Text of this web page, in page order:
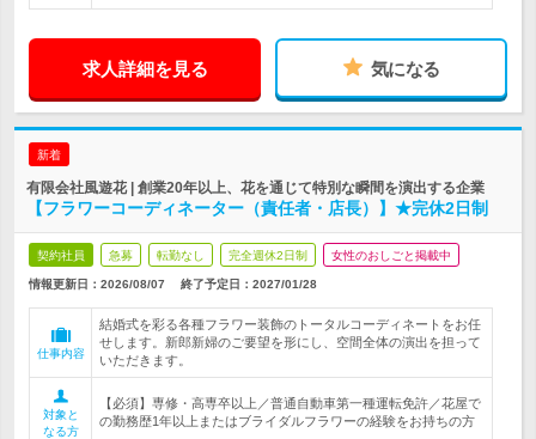
求人詳細を見る 気になる
新着
有限会社風遊花 | 創業20年以上、花を通じて特別な瞬間を演出する企業
【フラワーコーディネーター（責任者・店長）】★完休2日制
契約社員 急募 転勤なし 完全週休2日制 女性のおしごと掲載中
情報更新日：2026/08/07 終了予定日： 2027/01/28
仕事内容
結婚式を彩る各種フラワー装飾のトータルコーディネートをお任
せします。新郎新婦のご要望を形にし、空間全体の演出を担って
いただきます。
対象と
なる方
【必須】専修・高専卒以上／普通自動車第一種運転免許／花屋で
の勤務歴1年以上またはブライダルフラワーの経験をお持ちの方